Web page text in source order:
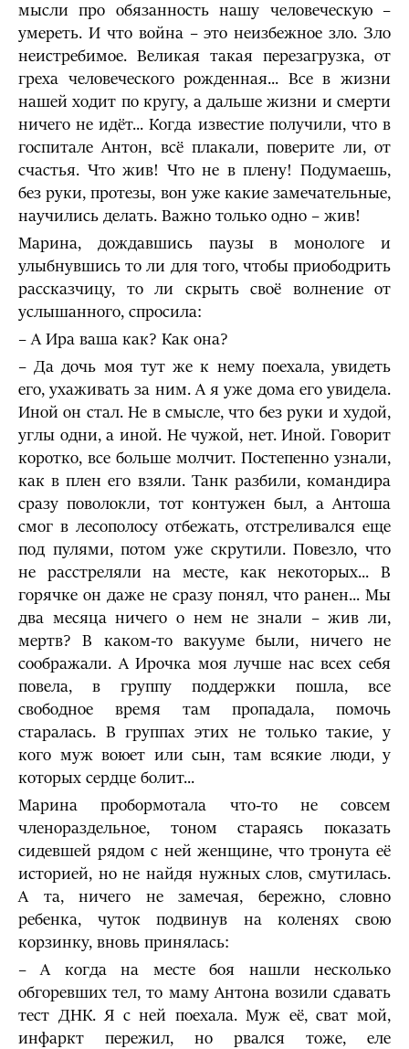
мысли про обязанность нашу человеческую –
умереть. И что война – это неизбежное зло. Зло
неистребимое. Великая такая перезагрузка, от
греха человеческого рожденная... Все в жизни
нашей ходит по кругу, а дальше жизни и смерти
ничего не идёт... Когда известие получили, что в
госпитале Антон, всё плакали, поверите ли, от
счастья. Что жив! Что не в плену! Подумаешь,
без руки, протезы, вон уже какие замечательные,
научились делать. Важно только одно – жив!
Марина, дождавшись паузы в монологе и
улыбнувшись то ли для того, чтобы приободрить
рассказчицу, то ли скрыть своё волнение от
услышанного, спросила:
– А Ира ваша как? Как она?
– Да дочь моя тут же к нему поехала, увидеть
его, ухаживать за ним. А я уже дома его увидела.
Иной он стал. Не в смысле, что без руки и худой,
углы одни, а иной. Не чужой, нет. Иной. Говорит
коротко, все больше молчит. Постепенно узнали,
как в плен его взяли. Танк разбили, командира
сразу поволокли, тот контужен был, а Антоша
смог в лесополосу отбежать, отстреливался еще
под пулями, потом уже скрутили. Повезло, что
не расстреляли на месте, как некоторых... В
горячке он даже не сразу понял, что ранен... Мы
два месяца ничего о нем не знали – жив ли,
мертв? В каком-то вакууме были, ничего не
соображали. А Ирочка моя лучше нас всех себя
повела, в группу поддержки пошла, все
свободное время там пропадала, помочь
старалась. В группах этих не только такие, у
кого муж воюет или сын, там всякие люди, у
которых сердце болит...
Марина пробормотала что-то не совсем
членораздельное, тоном стараясь показать
сидевшей рядом с ней женщине, что тронута её
историей, но не найдя нужных слов, смутилась.
А та, ничего не замечая, бережно, словно
ребенка, чуток подвинув на коленях свою
корзинку, вновь принялась:
– А когда на месте боя нашли несколько
обгоревших тел, то маму Антона возили сдавать
тест ДНК. Я с ней поехала. Муж её, сват мой,
инфаркт пережил, но рвался тоже, еле